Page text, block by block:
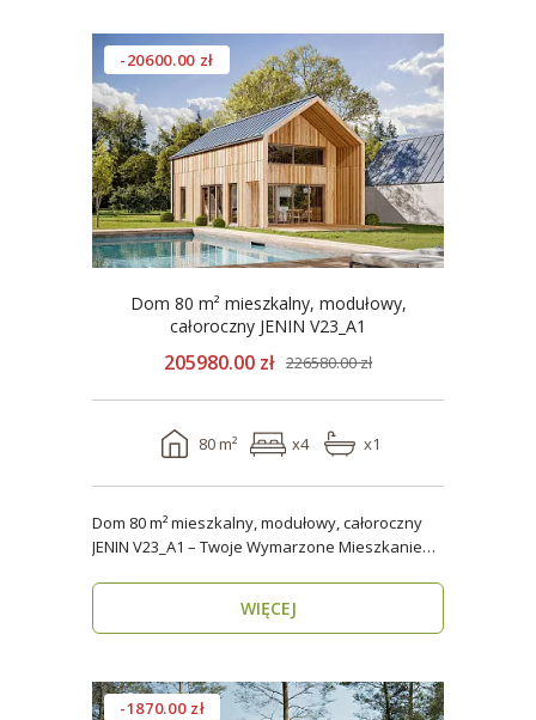
-20600.00 zł
Dom 80 m² mieszkalny, modułowy,
całoroczny JENIN V23_A1
205980.00 zł 226580.00 zł
80 m² x4 x1
Dom 80 m² mieszkalny, modułowy, całoroczny
JENIN V23_A1 – Twoje Wymarzone Mieszkanie
WIĘCEJ
-1870.00 zł